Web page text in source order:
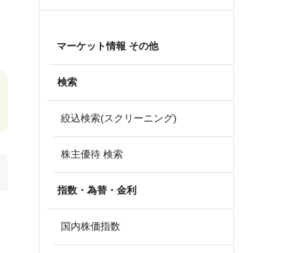
マーケット情報 その他
検索
絞込検索(スクリーニング)
株主優待 検索
指数・為替・金利
国内株価指数